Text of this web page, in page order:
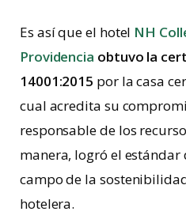
Es así que el hotel NH
Providencia obtuvo la
14001:2015 por la casa
cual acredita su
responsable de los
manera, logró el estándar
campo de la
hotelera.